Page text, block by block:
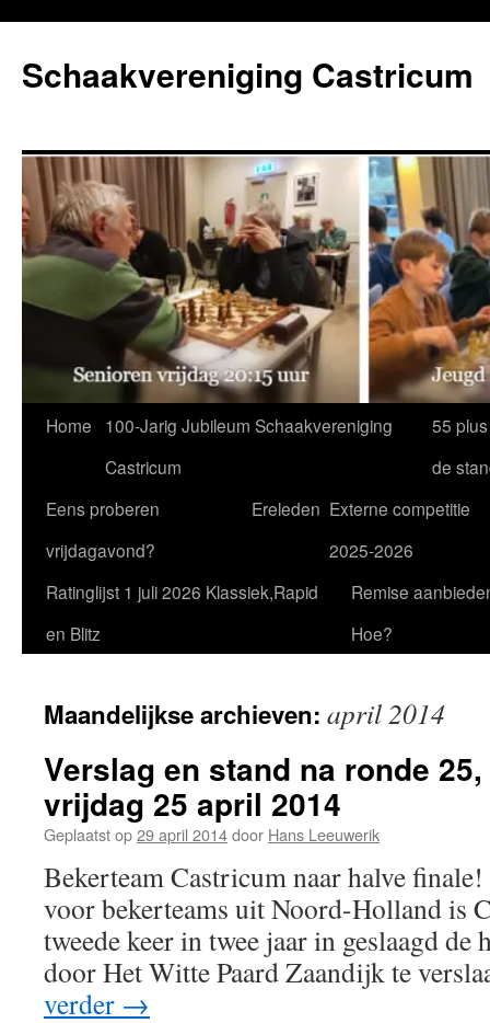
de
inhoud
Schaakvereniging Castricum
Home
100-Jarig Jubileum Schaakvereniging
Castricum
55
de
Eens proberen
vrijdagavond?
Ereleden Externe competitie
2025-2026
Ratinglijst 1 juli 2026 Klassiek,Rapid
en Blitz
Remise
Hoe?
Maandelijkse archieven: april 2014
Verslag en stand na ronde
vrijdag 25 april 2014
Geplaatst op29 april 2014door Hans Leeuwerik
Bekerteam Castricum naar halve
voor bekerteams uit Noord-Holland is
tweede keer in twee jaar in geslaagd de
door Het Witte Paard Zaandijk te
verder →